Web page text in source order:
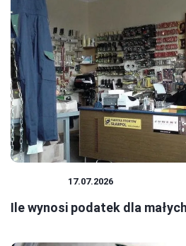
17.07.2026
Ile wynosi podatek dla